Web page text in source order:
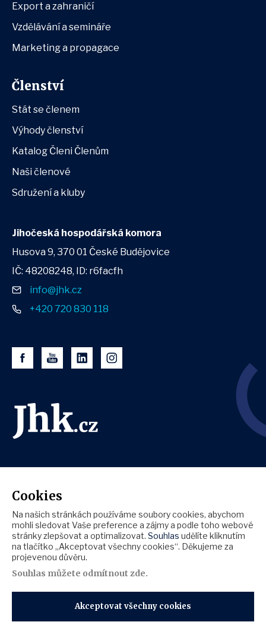
Export a zahraničí
Vzdělávání a semináře
Marketing a propagace
Členství
Stát se členem
Výhody členství
Katalog Členi Členům
Naši členové
Sdružení a kluby
Jihočeská hospodářská komora
Husova 9, 370 01 České Budějovice
IČ: 48208248, ID: r6facfh
info@jhk.cz
+420 720 830 118
Cookies
Na našich stránkách používáme soubory cookies, abychom
mohli sledovat Vaše preference a zájmy a podle toho webové
stránky zlepšovat a optimalizovat. Souhlas udělíte kliknutím
na tlačítko „Akceptovat všechny cookies“. Děkujeme za
projevenou důvěru.
Souhlas můžete odmítnout zde.
Akceptovat všechny cookies